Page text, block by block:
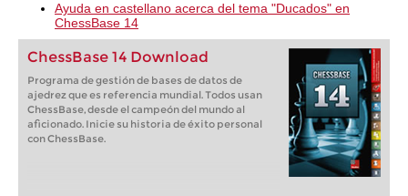
Ayuda en castellano acerca del tema "Ducados" en
ChessBase 14
ChessBase 14 Download
Programa de gestión de bases de datos de
ajedrez que es referencia mundial. Todos usan
ChessBase, desde el campeón del mundo al
aficionado. Inicie su historia de éxito personal
con ChessBase.